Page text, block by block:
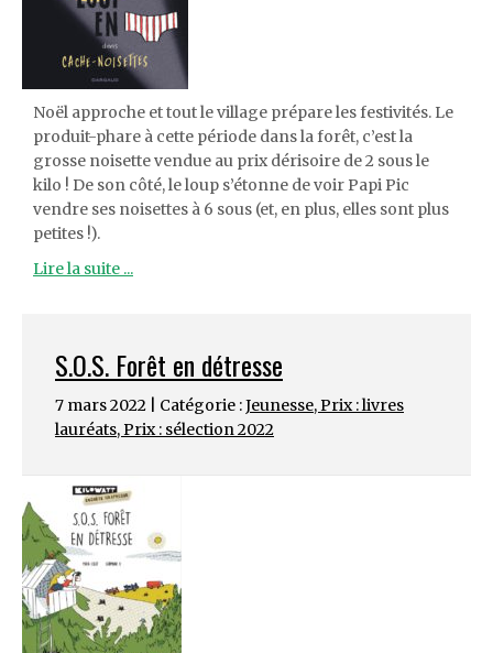
Noël approche et tout le village prépare les festivités. Le
produit-phare à cette période dans la forêt, c’est la
grosse noisette vendue au prix dérisoire de 2 sous le
kilo ! De son côté, le loup s’étonne de voir Papi Pic
vendre ses noisettes à 6 sous (et, en plus, elles sont plus
petites !).
Lire la suite ...
S.O.S. Forêt en détresse
7 mars 2022 | Catégorie :Jeunesse,Prix : livres
lauréats,Prix : sélection 2022